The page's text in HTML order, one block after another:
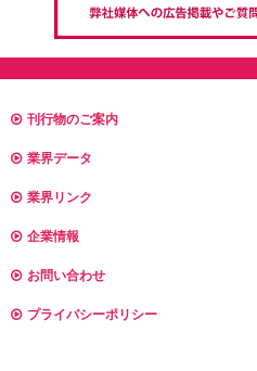
刊行物のご案内
業界データ
業界リンク
企業情報
お問い合わせ
プライバシーポリシー